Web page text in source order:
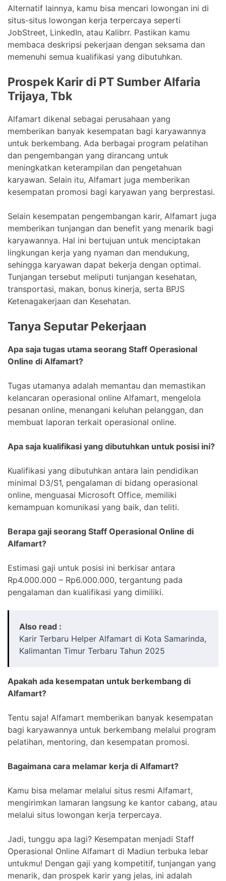
Alternatif lainnya, kamu bisa mencari lowongan ini di
situs-situs lowongan kerja terpercaya seperti
JobStreet, LinkedIn, atau Kalibrr. Pastikan kamu
membaca deskripsi pekerjaan dengan seksama dan
memenuhi semua kualifikasi yang dibutuhkan.
Prospek Karir di PT Sumber Alfaria
Trijaya, Tbk
Alfamart dikenal sebagai perusahaan yang
memberikan banyak kesempatan bagi karyawannya
untuk berkembang. Ada berbagai program pelatihan
dan pengembangan yang dirancang untuk
meningkatkan keterampilan dan pengetahuan
karyawan. Selain itu, Alfamart juga memberikan
kesempatan promosi bagi karyawan yang berprestasi.
Selain kesempatan pengembangan karir, Alfamart juga
memberikan tunjangan dan benefit yang menarik bagi
karyawannya. Hal ini bertujuan untuk menciptakan
lingkungan kerja yang nyaman dan mendukung,
sehingga karyawan dapat bekerja dengan optimal.
Tunjangan tersebut meliputi tunjangan kesehatan,
transportasi, makan, bonus kinerja, serta BPJS
Ketenagakerjaan dan Kesehatan.
Tanya Seputar Pekerjaan
Apa saja tugas utama seorang Staff Operasional
Online di Alfamart?
Tugas utamanya adalah memantau dan memastikan
kelancaran operasional online Alfamart, mengelola
pesanan online, menangani keluhan pelanggan, dan
membuat laporan terkait operasional online.
Apa saja kualifikasi yang dibutuhkan untuk posisi ini?
Kualifikasi yang dibutuhkan antara lain pendidikan
minimal D3/S1, pengalaman di bidang operasional
online, menguasai Microsoft Office, memiliki
kemampuan komunikasi yang baik, dan teliti.
Berapa gaji seorang Staff Operasional Online di
Alfamart?
Estimasi gaji untuk posisi ini berkisar antara
Rp4.000.000 – Rp6.000.000, tergantung pada
pengalaman dan kualifikasi yang dimiliki.
Also read :
Karir Terbaru Helper Alfamart di Kota Samarinda,
Kalimantan Timur Terbaru Tahun 2025
Apakah ada kesempatan untuk berkembang di
Alfamart?
Tentu saja! Alfamart memberikan banyak kesempatan
bagi karyawannya untuk berkembang melalui program
pelatihan, mentoring, dan kesempatan promosi.
Bagaimana cara melamar kerja di Alfamart?
Kamu bisa melamar melalui situs resmi Alfamart,
mengirimkan lamaran langsung ke kantor cabang, atau
melalui situs lowongan kerja terpercaya.
Jadi, tunggu apa lagi? Kesempatan menjadi Staff
Operasional Online Alfamart di Madiun terbuka lebar
untukmu! Dengan gaji yang kompetitif, tunjangan yang
menarik, dan prospek karir yang jelas, ini adalah